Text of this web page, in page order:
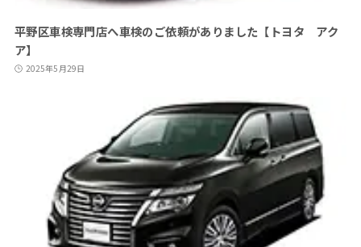
平野区車検専門店へ車検のご依頼がありました【トヨタ アク
ア】
2025年5月29日